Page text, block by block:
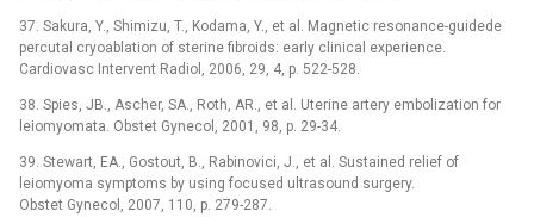
37. Sakura, Y., Shimizu, T., Kodama, Y., et al. Magnetic resonance-guidede
percutal cryoablation of sterine fibroids: early clinical experience.
Cardiovasc Intervent Radiol, 2006, 29, 4, p. 522-528.
38. Spies, JB., Ascher, SA., Roth, AR., et al. Uterine artery embolization for
leiomyomata. Obstet Gynecol, 2001, 98, p. 29-34.
39. Stewart, EA., Gostout, B., Rabinovici, J., et al. Sustained relief of
leiomyoma symptoms by using focused ultrasound surgery.
Obstet Gynecol, 2007, 110, p. 279-287.